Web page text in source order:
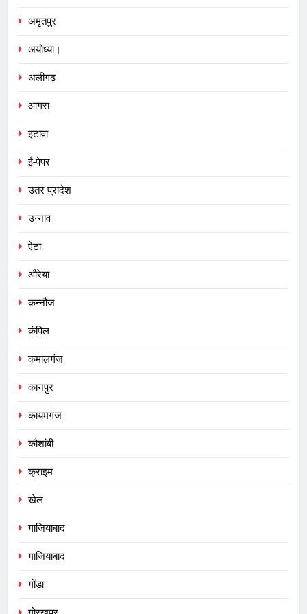
अमृतपुर
अयोध्या।
अलीगढ़
आगरा
इटावा
ई-पेपर
उतर प्रादेश
उन्नाव
ऐटा
औरेया
कन्नौज
कंपिल
कमालगंज
कानपुर
कायमगंज
कौशांबी
क्राइम
खेल
गाजियाबाद
गाजियाबाद
गोंडा